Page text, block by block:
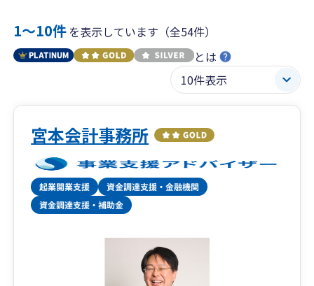
1〜10件を表示しています（全54件）
とは
宮本会計事務所